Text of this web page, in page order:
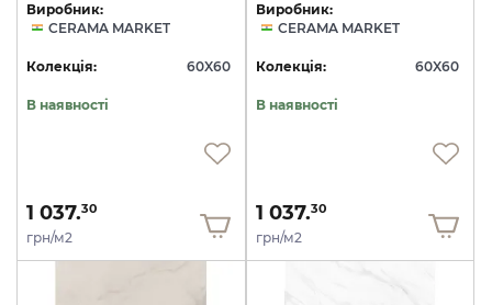
Виробник:
CERAMA MARKET
Колекція: 60X60
В наявності
1 037.30
грн/м2
Виробник:
CERAMA MARKET
Колекція: 60X60
В наявності
1 037.30
грн/м2